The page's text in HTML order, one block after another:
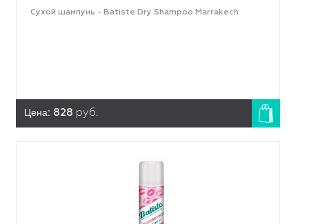
Сухой шампунь - Batiste Dry Shampoo Marrakech
Цена: 828 руб.